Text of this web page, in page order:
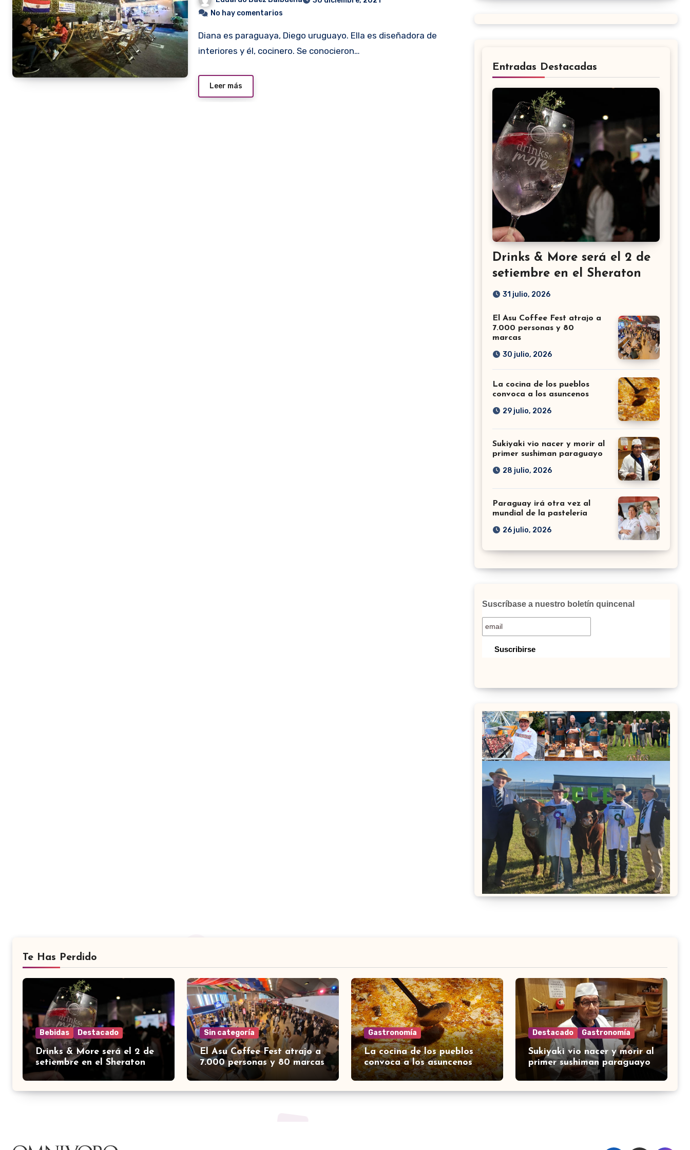
No hay comentarios
Diana es paraguaya, Diego uruguayo. Ella es diseñadora de
interiores y él, cocinero. Se conocieron…
Leer más
Entradas Destacadas
Drinks & More será el 2 de
setiembre en el Sheraton
31 julio, 2026
El Asu Coffee Fest atrajo a
7.000 personas y 80
marcas
30 julio, 2026
La cocina de los pueblos
convoca a los asuncenos
29 julio, 2026
Sukiyaki vio nacer y morir al
primer sushiman paraguayo
28 julio, 2026
Paraguay irá otra vez al
mundial de la pastelería
26 julio, 2026
Suscríbase a nuestro boletín quincenal
Te Has Perdido
Bebidas Destacado
Drinks & More será el 2 de
setiembre en el Sheraton
Sin categoría
El Asu Coffee Fest atrajo a
7.000 personas y 80 marcas
Gastronomía
La cocina de los pueblos
convoca a los asuncenos
Destacado Gastronomía
Sukiyaki vio nacer y morir al
primer sushiman paraguayo